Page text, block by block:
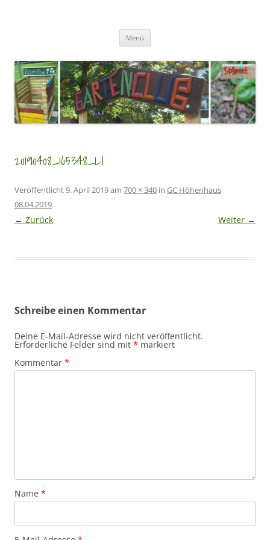
Menü
20190408_165348_LI
Veröffentlicht9. April 2019am 700 × 340 in GC Höhenhaus
08.04.2019.
← Zurück Weiter →
Schreibe einen Kommentar
Deine E-Mail-Adresse wird nicht veröffentlicht.
Erforderliche Felder sind mit * markiert
Kommentar *
Name *